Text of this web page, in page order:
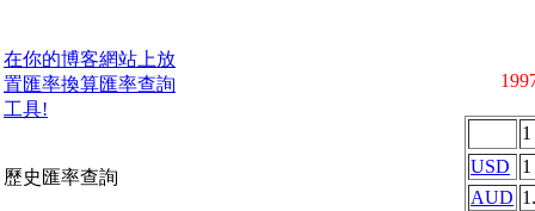
在你的博客網站上放
置匯率換算匯率查詢
工具!
歷史匯率查詢
1
USD
1
AUD